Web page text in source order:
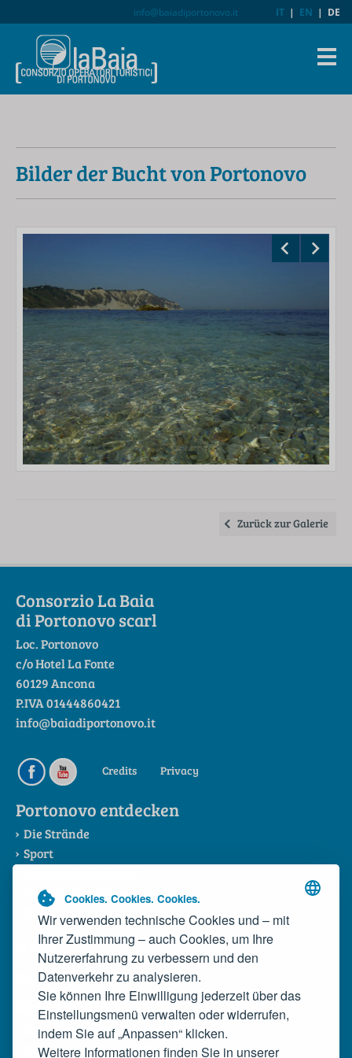
Cookies. Cookies. Cookies.
Wir verwenden technische Cookies und – mit
Ihrer Zustimmung – auch Cookies, um Ihre
Nutzererfahrung zu verbessern und den
Datenverkehr zu analysieren.
Sie können Ihre Einwilligung jederzeit über das
Einstellungsmenü verwalten oder widerrufen,
indem Sie auf „Anpassen“ klicken.
Weitere Informationen finden Sie in unserer
info@baiadiportonovo.it IT | EN | DE
Bilder der Bucht von Portonovo
Zurück zur Galerie
Consorzio La Baia
di Portonovo scarl
Loc. Portonovo
c/o Hotel La Fonte
60129 Ancona
P.IVA 01444860421
info@baiadiportonovo.it
Credits Privacy
Portonovo entdecken
Die Strände
Sport
Die Riviera del Conero
Das Konsortium
News
Anreise
Spezialitäten
Die Spezialitäten der Bucht
Die wilde Miesmuschel